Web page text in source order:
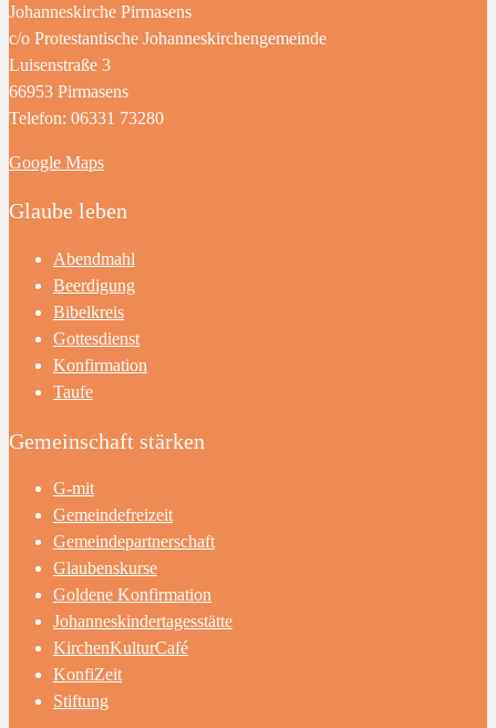
Johanneskirche Pirmasens
c/o Protestantische Johanneskirchengemeinde
Luisenstraße 3
66953 Pirmasens
Telefon: 06331 73280
Google Maps
Glaube leben
Abendmahl
Beerdigung
Bibelkreis
Gottesdienst
Konfirmation
Taufe
Gemeinschaft stärken
G-mit
Gemeindefreizeit
Gemeindepartnerschaft
Glaubenskurse
Goldene Konfirmation
Johanneskindertagesstätte
KirchenKulturCafé
KonfiZeit
Stiftung